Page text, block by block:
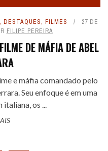
, DESTAQUES, FILMES
27 DE
FILIPE PEREIRA
DE MÁFIA DE ABEL
e máfia comandado pelo
Seu enfoque é em uma
os ...